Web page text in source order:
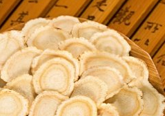
下服用了热性的陈皮，只会让自
着了。